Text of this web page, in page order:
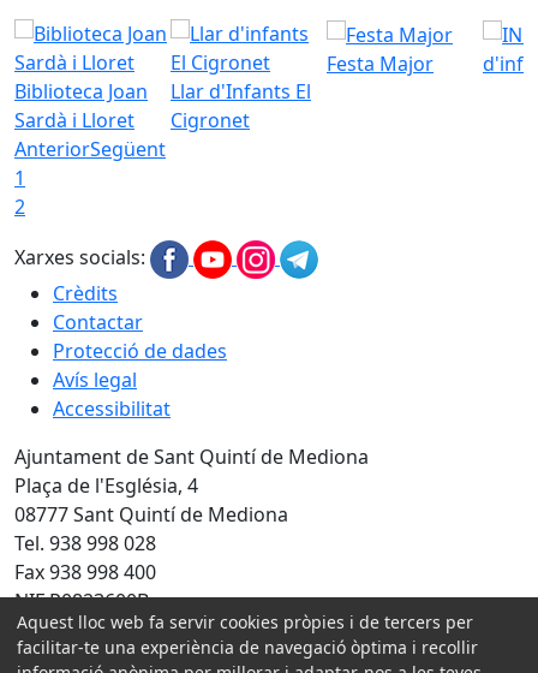
Biblioteca Joan
Sardà i Lloret
Llar d'Infants El
Cigronet
Festa Major
AnteriorSegüent
1
2
Xarxes socials:
Crèdits
Contactar
Protecció de dades
Avís legal
Accessibilitat
Ajuntament de Sant Quintí de Mediona
Plaça de l'Església, 4
08777 Sant Quintí de Mediona
Tel. 938 998 028
Fax 938 998 400
NIF P0823600B
Amb la col·laboració de:
Aquest lloc web fa servir cookies pròpies i de tercers per
facilitar-te una experiència de navegació òptima i recollir